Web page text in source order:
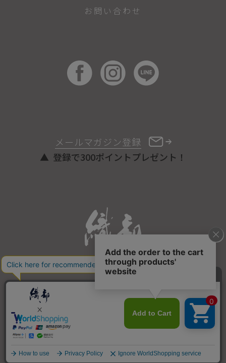
商品を探す SEARCH
ONLINE STORE
メールマガジン登録
登録で300ポイントプレゼント！
お問い合わせ
COPYRIGHT © ORIBE ALL RIGHTS RESERVED.